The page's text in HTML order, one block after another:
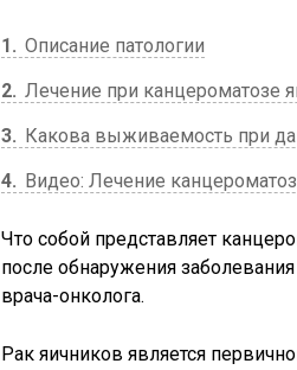
1
Описание патологии
2 Лечение при канцероматозе
3
Какова выживаемость при
4
Видео: Лечение
Что собой представляет
после обнаружения
врача-онколога.
Рак яичников является